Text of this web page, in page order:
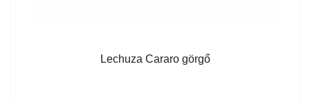
Lechuza Cararo görgő